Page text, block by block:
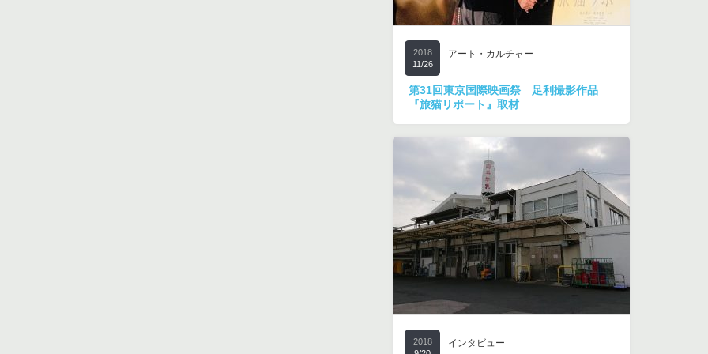
2018
11/26
アート・カルチャー
第31回東京国際映画祭 足利撮影作品
『旅猫リポート』取材
2018
インタビュー